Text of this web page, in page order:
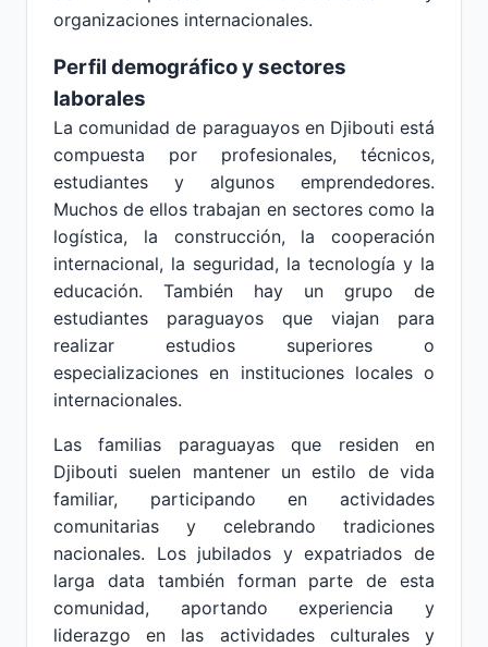
organizaciones internacionales.
Perfil demográfico y sectores
laborales
La comunidad de paraguayos en Djibouti está
compuesta por profesionales, técnicos,
estudiantes y algunos emprendedores.
Muchos de ellos trabajan en sectores como la
logística, la construcción, la cooperación
internacional, la seguridad, la tecnología y la
educación. También hay un grupo de
estudiantes paraguayos que viajan para
realizar estudios superiores o
especializaciones en instituciones locales o
internacionales.
Las familias paraguayas que residen en
Djibouti suelen mantener un estilo de vida
familiar, participando en actividades
comunitarias y celebrando tradiciones
nacionales. Los jubilados y expatriados de
larga data también forman parte de esta
comunidad, aportando experiencia y
liderazgo en las actividades culturales y